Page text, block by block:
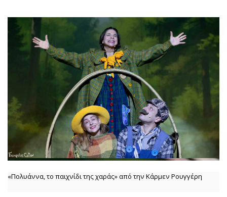
«Πολυάννα, το παιχνίδι της χαράς» από την Κάρμεν Ρουγγέρη